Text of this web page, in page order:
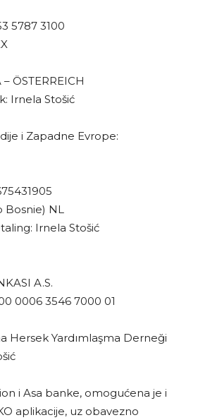
5787 3100
ÖSTERREICH
Irnela Stošić
i Zapadne Evrope:
Bosnie) NL
Irnela Stošić
A.S.
0006 3546 7000 01
Hersek Yardımlaşma Derneği
i Asa banke, omogućena je i
aplikacije, uz obavezno